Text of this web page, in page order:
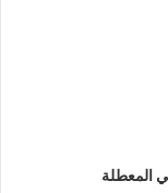
المعطلة